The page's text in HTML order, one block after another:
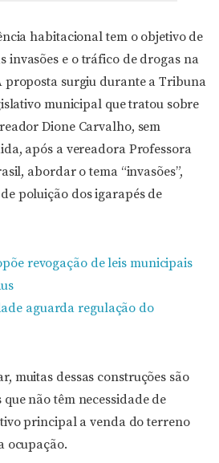
habitacional tem o objetivo de
invasões e o tráfico de drogas na
proposta surgiu durante a Tribuna
municipal que tratou sobre
Dione Carvalho, sem
após a vereadora Professora
abordar o tema “invasões”,
poluição dos igarapés de
revogação de leis municipais
aguarda regulação do
muitas dessas construções são
não têm necessidade de
principal a venda do terreno
ocupação.